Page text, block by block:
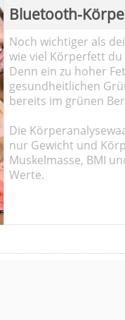
Bluetooth-
Noch wichtiger als
wie viel Körperfett
Denn ein zu hoher
gesundheitlichen
bereits im grünen
Die
nur Gewicht und
Muskelmasse, BMI
Werte.